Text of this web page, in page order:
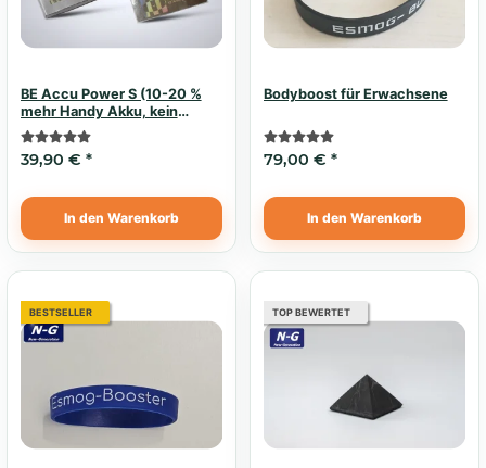
BE Accu Power S (10-20 %
mehr Handy Akku, kein
Elektrosmog)
39,90 € *
In den Warenkorb
Bodyboost für Erwachsene
79,00 € *
In den Warenkorb
BESTSELLER TOP BEWERTET